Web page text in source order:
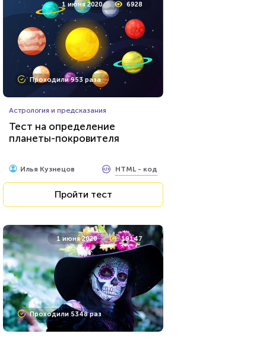
1 июня 2020 6928
Проходили 953 раза
Астрология и предсказания
Тест на определение
планеты-покровителя
Илья Кузнецов HTML - код
Пройти тест
1 июня 2020 19147
Проходили 5348 раз